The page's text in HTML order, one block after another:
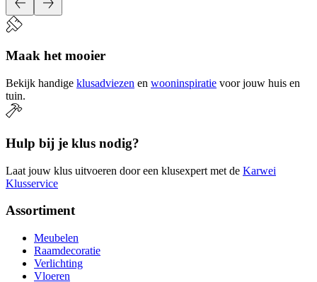
Maak het mooier
Bekijk handige klusadviezen en wooninspiratie voor jouw huis en
tuin.
Hulp bij je klus nodig?
Laat jouw klus uitvoeren door een klusexpert met de Karwei
Klusservice
Assortiment
Meubelen
Raamdecoratie
Verlichting
Vloeren